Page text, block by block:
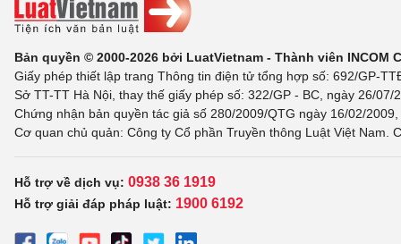
Bản quyền © 2000-2026 bởi LuatVietnam - Thành viên INCOM
Giấy phép thiết lập trang Thông tin điện tử tổng hợp số: 692/GP-
Sở TT-TT Hà Nội, thay thế giấy phép số: 322/GP - BC, ngày 26/
Chứng nhận bản quyền tác giả số 280/2009/QTG ngày 16/02/
Cơ quan chủ quản: Công ty Cổ phần Truyền thông Luật Việt Nam.
Hỗ trợ về dịch vụ: 0938 36 1919
Hỗ trợ giải đáp pháp luật: 1900 6192